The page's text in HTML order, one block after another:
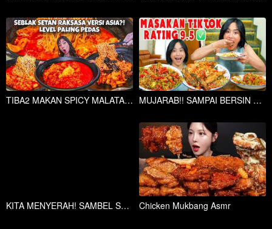
TIBA2 MAKAN SPICY MALATANG DI SINGAPORE?! PRASMANAN BEBAS AMBIL SEPUASNYA! MUJARAB!! SAMPAI BERSIN GARA - GARA TONGKOL PEDAS!!
KITA MENYERAH! SAMBEL SETAN MADURA PALING PEDAS DAN MEMATIKAN DI JAKSEL Chicken Mukbang Asmr